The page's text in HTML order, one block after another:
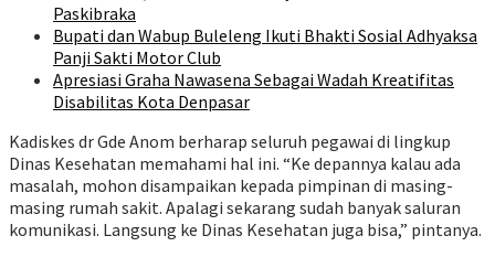
Paskibraka
Bupati dan Wabup Buleleng Ikuti Bhakti Sosial Adhyaksa
Panji Sakti Motor Club
Apresiasi Graha Nawasena Sebagai Wadah Kreatifitas
Disabilitas Kota Denpasar
Kadiskes dr Gde Anom berharap seluruh pegawai di lingkup
Dinas Kesehatan memahami hal ini. “Ke depannya kalau ada
masalah, mohon disampaikan kepada pimpinan di masing-
masing rumah sakit. Apalagi sekarang sudah banyak saluran
komunikasi. Langsung ke Dinas Kesehatan juga bisa,” pintanya.